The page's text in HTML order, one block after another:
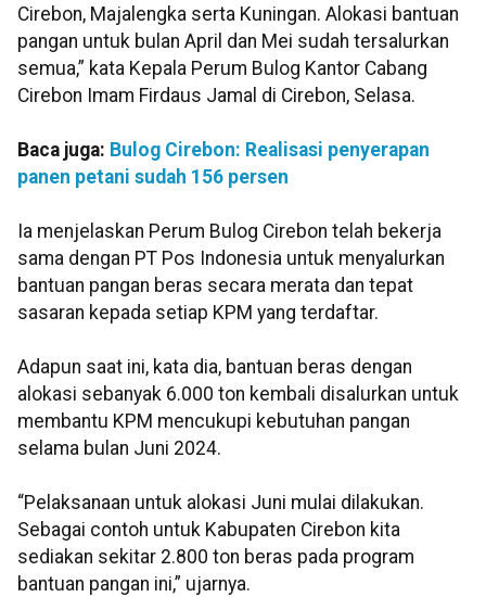
Cirebon, Majalengka serta Kuningan. Alokasi bantuan
pangan untuk bulan April dan Mei sudah tersalurkan
semua,” kata Kepala Perum Bulog Kantor Cabang
Cirebon Imam Firdaus Jamal di Cirebon, Selasa.
Baca juga: Bulog Cirebon: Realisasi penyerapan
panen petani sudah 156 persen
Ia menjelaskan Perum Bulog Cirebon telah bekerja
sama dengan PT Pos Indonesia untuk menyalurkan
bantuan pangan beras secara merata dan tepat
sasaran kepada setiap KPM yang terdaftar.
Adapun saat ini, kata dia, bantuan beras dengan
alokasi sebanyak 6.000 ton kembali disalurkan untuk
membantu KPM mencukupi kebutuhan pangan
selama bulan Juni 2024.
“Pelaksanaan untuk alokasi Juni mulai dilakukan.
Sebagai contoh untuk Kabupaten Cirebon kita
sediakan sekitar 2.800 ton beras pada program
bantuan pangan ini,” ujarnya.